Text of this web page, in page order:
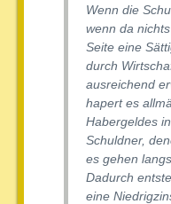
Wenn die
wenn da
Seite eine
durch
ausreichend
hapert es
Habergeldes
Schuldner,
es gehen
Dadurch
eine